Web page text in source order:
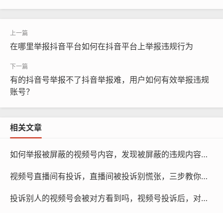
在哪里举报抖音平台如何在抖音平台上举报违规行为
有的抖音号举报不了抖音举报难，用户如何有效举报违规
账号？
相关文章
如何举报被屏蔽的视频号内容，发现被屏蔽的违规内容怎么办？手把手教你正确举报视频号
视频号直播间有投诉，直播间被投诉别慌张，三步教你化解危机，专业团队也能助你一臂之力
投诉别人的视频号会被对方看到吗，视频号投诉后，对方真的能看到是谁举报的吗？